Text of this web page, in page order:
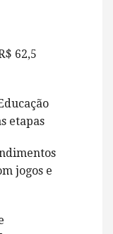
62,5
etapas
jogos e